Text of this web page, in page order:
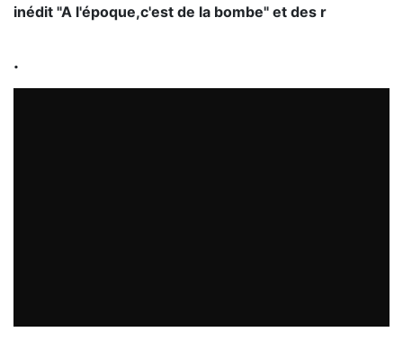
inédit "A l'époque,c'est de la bombe" et des r
.